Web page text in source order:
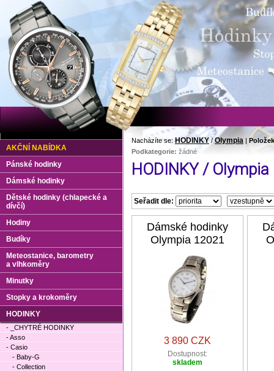
Nacházíte se: HODINKY /Olympia |
Podkategorie: žádné
HODINKY / Olympia
Seřadit dle:
Dámské hodinky
Olympia 12021
3 890 CZK
Dostupnost:
skladem
AKČNÍ NABÍDKA
Pánské hodinky
Dámské hodinky
Dětské hodinky (chlapecké a
dívčí)
Hodiny
Budíky
Meteostanice, barometry
a vlhkoměry
Minutky
Stopky a krokoměry
HODINKY
- _CHYTRÉ HODINKY
- Asso
- Casio
- Baby-G
- Collection